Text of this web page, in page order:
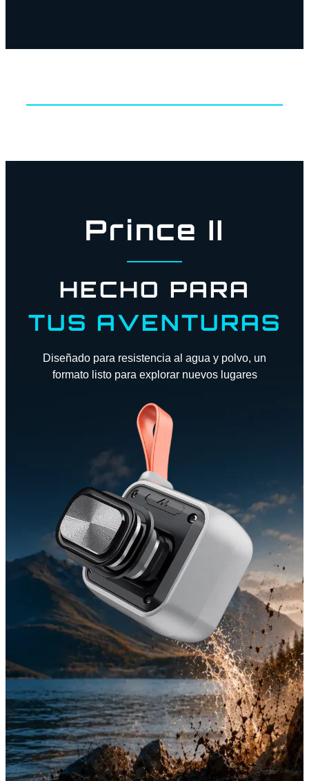
Prince II
HECHO PARA
TUS AVENTURAS
Diseñado para resistencia al agua y polvo, un
formato listo para explorar nuevos lugares